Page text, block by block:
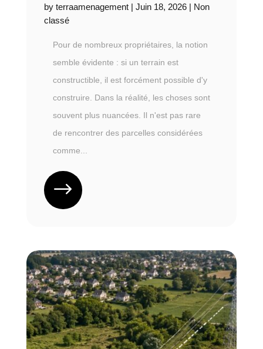
by terraamenagement| Juin 18, 2026| Non
classé
Pour de nombreux propriétaires, la notion
semble évidente : si un terrain est
constructible, il est forcément possible d'y
construire. Dans la réalité, les choses sont
souvent plus nuancées. Il n'est pas rare
de rencontrer des parcelles considérées
comme...